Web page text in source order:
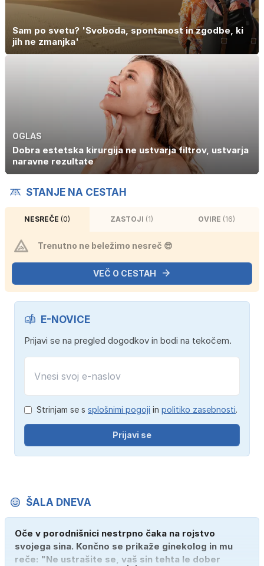
Sam po svetu? 'Svoboda, spontanost in zgodbe, ki
jih ne zmanjka'
OGLAS
Dobra estetska kirurgija ne ustvarja filtrov, ustvarja
naravne rezultate
STANJE NA CESTAH
NESREČE (0) ZASTOJI (1) OVIRE (16)
Trenutno ne beležimo nesreč 😎
VEČ O CESTAH
E-NOVICE
Prijavi se na pregled dogodkov in bodi na tekočem.
Strinjam se s splošnimi pogoji in politiko zasebnosti.
Prijavi se
ŠALA DNEVA
Oče v porodnišnici nestrpno čaka na rojstvo
svojega sina. Končno se prikaže ginekolog in mu
reče: "Ne ustrašite se, vaš sin tehta le dober